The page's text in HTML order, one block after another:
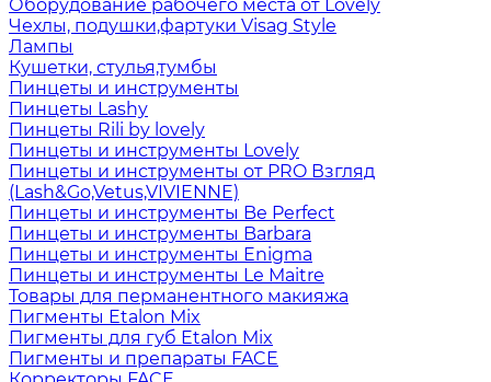
Оборудование рабочего места от Lovely
Чехлы, подушки,фартуки Visag Style
Лампы
Кушетки, стулья,тумбы
Пинцеты и инструменты
Пинцеты Lashy
Пинцеты Rili by lovely
Пинцеты и инструменты Lovely
Пинцеты и инструменты от PRO Взгляд
(Lash&Go,Vetus,VIVIENNE)
Пинцеты и инструменты Be Perfect
Пинцеты и инструменты Barbara
Пинцеты и инструменты Enigma
Пинцеты и инструменты Le Maitre
Товары для перманентного макияжа
Пигменты Etalon Mix
Пигменты для губ Etalon Mix
Пигменты и препараты FACE